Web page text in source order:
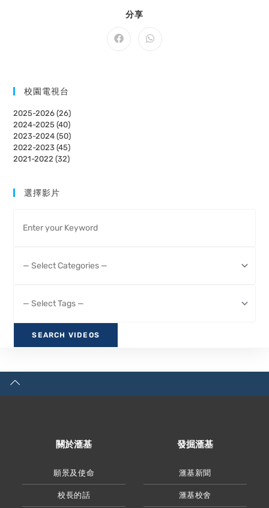
分享
CONTENT
Opens
Opens
校園電視台
2025-2026 (26)
2024-2025 (40)
2023-2024 (50)
2022-2023 (45)
2021-2022 (32)
選擇影片
關於滙基
願景及使命
校長的話
發掘滙基
滙基新聞
滙基校舍